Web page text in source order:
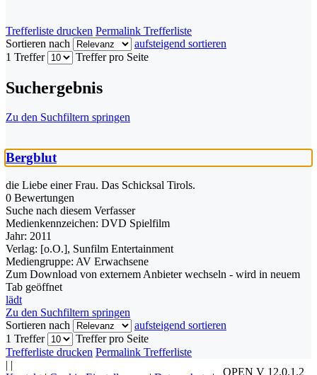
Trefferliste drucken Permalink Trefferliste
Sortieren nach
aufsteigend sortieren
1 Treffer
Treffer pro Seite
Suchergebnis
Zu den Suchfiltern springen
Bergblut
die Liebe einer Frau. Das Schicksal Tirols.
0 Bewertungen
Suche nach diesem Verfasser
Medienkennzeichen: DVD Spielfilm
Jahr: 2011
Verlag: [o.O.], Sunfilm Entertainment
Mediengruppe: AV Erwachsene
Zum Download von externem Anbieter wechseln - wird in neuem
Tab geöffnet
lädt
Zu den Suchfiltern springen
Sortieren nach
aufsteigend sortieren
1 Treffer
Treffer pro Seite
Trefferliste drucken Permalink Trefferliste
OPEN V 12.0.1.2
| |